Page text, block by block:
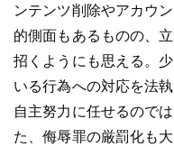
ンテンツ削除やアカウ
的側面もあるものの、
招くようにも思える。
いる行為への対応を法
自主努力に任せるので
た、侮辱罪の厳罰化も